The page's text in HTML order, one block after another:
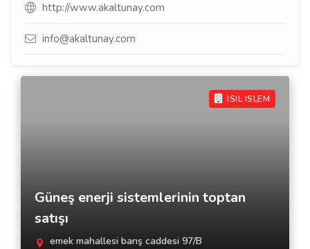
http://www.akaltunay.com
info@akaltunay.com
ISIL ISLEM
Güneş enerji sistemlerinin toptan
satışı
emek mahallesi barış caddesi 97/B